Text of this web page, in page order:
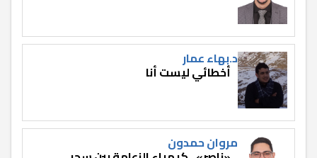
د.بهاء عمار
أخطائي ليست أنا
مروان حمدون